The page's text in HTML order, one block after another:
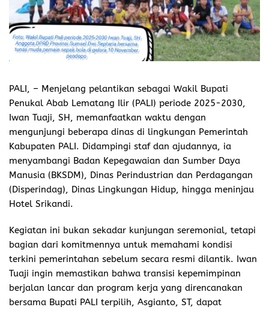
PALI, – Menjelang pelantikan sebagai Wakil Bupati
Penukal Abab Lematang Ilir (PALI) periode 2025-2030,
Iwan Tuaji, SH, memanfaatkan waktu dengan
mengunjungi beberapa dinas di lingkungan Pemerintah
Kabupaten PALI. Didampingi staf dan ajudannya, ia
menyambangi Badan Kepegawaian dan Sumber Daya
Manusia (BKSDM), Dinas Perindustrian dan Perdagangan
(Disperindag), Dinas Lingkungan Hidup, hingga meninjau
Hotel Srikandi.
Kegiatan ini bukan sekadar kunjungan seremonial, tetapi
bagian dari komitmennya untuk memahami kondisi
terkini pemerintahan sebelum secara resmi dilantik. Iwan
Tuaji ingin memastikan bahwa transisi kepemimpinan
berjalan lancar dan program kerja yang direncanakan
bersama Bupati PALI terpilih, Asgianto, ST, dapat